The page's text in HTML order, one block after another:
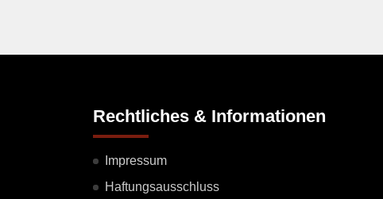
Rechtliches & Informationen
Impressum
Haftungsausschluss